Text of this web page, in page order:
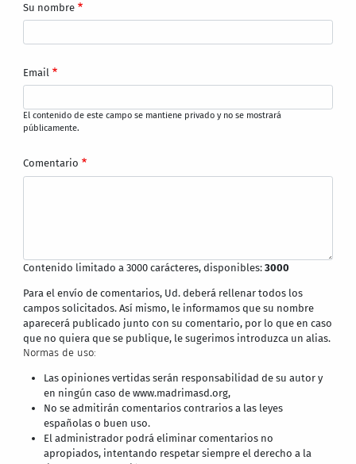
Su nombre
Email
El contenido de este campo se mantiene privado y no se mostrará
públicamente.
Comentario
Contenido limitado a 3000 carácteres, disponibles:3000
Para el envío de comentarios, Ud. deberá rellenar todos los
campos solicitados. Así mismo, le informamos que su nombre
aparecerá publicado junto con su comentario, por lo que en caso
que no quiera que se publique, le sugerimos introduzca un alias.
Normas de uso:
Las opiniones vertidas serán responsabilidad de su autor y
en ningún caso de www.madrimasd.org,
No se admitirán comentarios contrarios a las leyes
españolas o buen uso.
El administrador podrá eliminar comentarios no
apropiados, intentando respetar siempre el derecho a la